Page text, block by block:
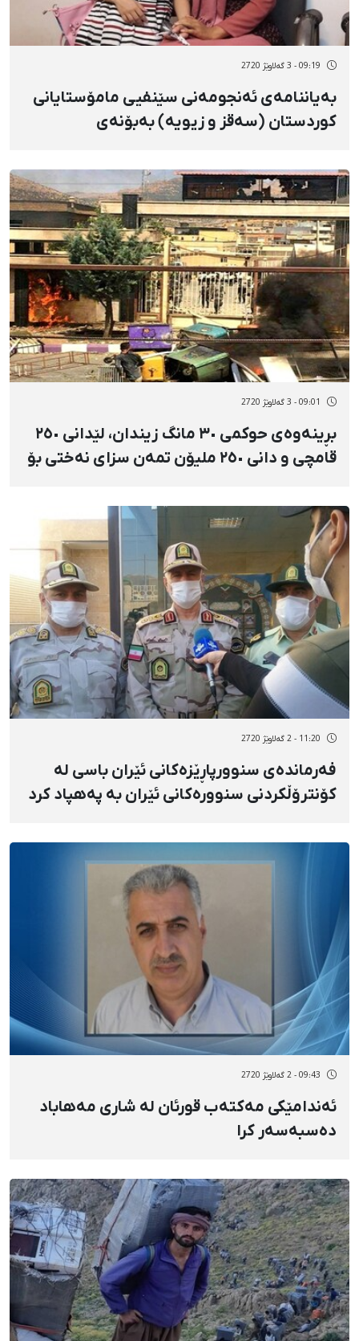
09:19 - 3 گەلاوێژ 2720
بەیاننامەی ئەنجومەنی سێنفیی مامۆستایانی
کوردستان (سەقز و زیویە) بەبۆنەی
محەممەدیـ"ـدا
09:01 - 3 گەلاوێژ 2720
بڕینەوەی حوکمی ٣٠ مانگ زیندان، لێدانی ٢٥٠
قامچی و دانی ٢٥٠ ملیۆن تمەن سزای نەختی بۆ
11:20 - 2 گەلاوێژ 2720
فەرماندەی سنوورپاڕێزەکانی ئێران باسی لە
کۆنترۆڵکردنی سنوورەکانی ئێران بە پەهپاد کرد
09:43 - 2 گەلاوێژ 2720
ئەندامێکی مەکتەب قورئان لە شاری مەهاباد
دەسبەسەر کرا